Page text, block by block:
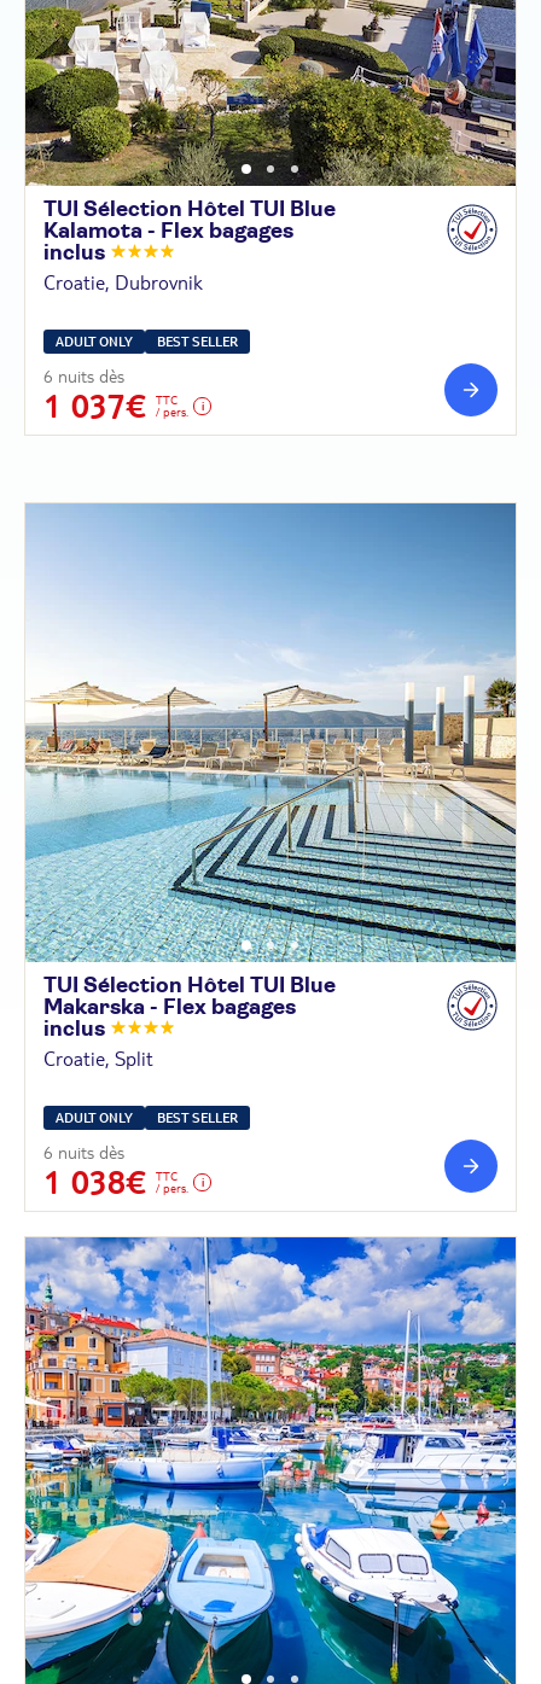
TUI Sélection Hôtel TUI Blue
Kalamota - Flex bagages
inclus
Croatie, Dubrovnik
ADULT ONLY BEST SELLER
6 nuits dès
1 037€
TTC
/ pers.
TUI Sélection Hôtel TUI Blue
Makarska - Flex bagages
inclus
Croatie, Split
ADULT ONLY BEST SELLER
6 nuits dès
1 038€
TTC
/ pers.